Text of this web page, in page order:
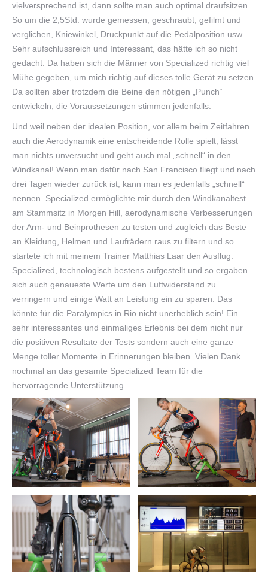
vielversprechend ist, dann sollte man auch optimal draufsitzen.
So um die 2,5Std. wurde gemessen, geschraubt, gefilmt und
verglichen, Kniewinkel, Druckpunkt auf die Pedalposition usw.
Sehr aufschlussreich und Interessant, das hätte ich so nicht
gedacht. Da haben sich die Männer von Specialized richtig viel
Mühe gegeben, um mich richtig auf dieses tolle Gerät zu setzen.
Da sollten aber trotzdem die Beine den nötigen „Punch“
entwickeln, die Voraussetzungen stimmen jedenfalls.
Und weil neben der idealen Position, vor allem beim Zeitfahren
auch die Aerodynamik eine entscheidende Rolle spielt, lässt
man nichts unversucht und geht auch mal „schnell“ in den
Windkanal! Wenn man dafür nach San Francisco fliegt und nach
drei Tagen wieder zurück ist, kann man es jedenfalls „schnell“
nennen. Specialized ermöglichte mir durch den Windkanaltest
am Stammsitz in Morgen Hill, aerodynamische Verbesserungen
der Arm- und Beinprothesen zu testen und zugleich das Beste
an Kleidung, Helmen und Laufrädern raus zu filtern und so
startete ich mit meinem Trainer Matthias Laar den Ausflug.
Specialized, technologisch bestens aufgestellt und so ergaben
sich auch genaueste Werte um den Luftwiderstand zu
verringern und einige Watt an Leistung ein zu sparen. Das
könnte für die Paralympics in Rio nicht unerheblich sein! Ein
sehr interessantes und einmaliges Erlebnis bei dem nicht nur
die positiven Resultate der Tests sondern auch eine ganze
Menge toller Momente in Erinnerungen bleiben. Vielen Dank
nochmal an das gesamte Specialized Team für die
hervorragende Unterstützung